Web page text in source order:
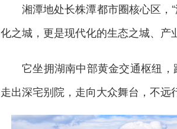
湘潭地处长株潭都市圈核心区，
化之城，更是现代化的生态之城、
它坐拥湖南中部黄金交通枢纽
走出深宅别院，走向大众舞台，不远